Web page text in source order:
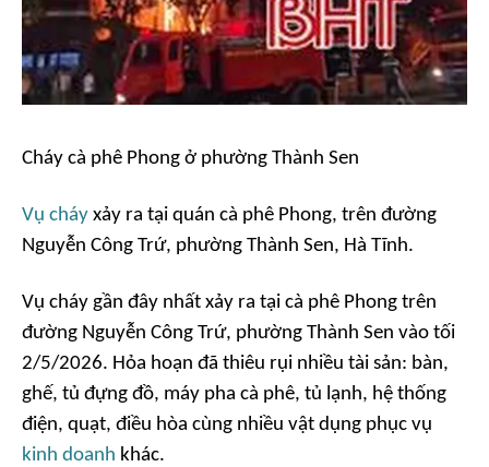
Cháy cà phê Phong ở phường Thành Sen
Vụ cháy xảy ra tại quán cà phê Phong, trên đường
Nguyễn Công Trứ, phường Thành Sen, Hà Tĩnh.
Vụ cháy gần đây nhất xảy ra tại cà phê Phong trên
đường Nguyễn Công Trứ, phường Thành Sen vào tối
2/5/2026. Hỏa hoạn đã thiêu rụi nhiều tài sản: bàn,
ghế, tủ đựng đồ, máy pha cà phê, tủ lạnh, hệ thống
điện, quạt, điều hòa cùng nhiều vật dụng phục vụ
kinh doanh khác.